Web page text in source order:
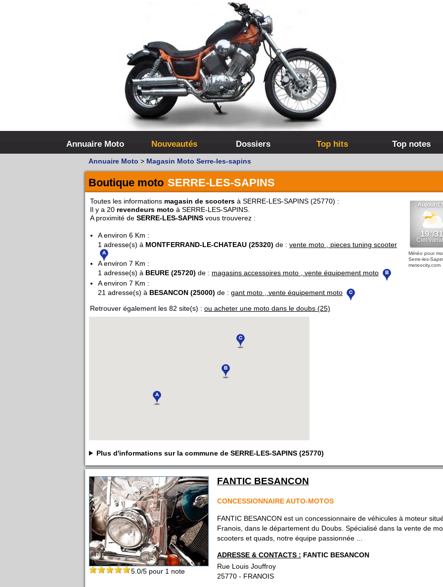
Annuaire Moto Nouveautés Dossiers Top hits Top notes
Annuaire Moto > Magasin Moto Serre-les-sapins
Boutique moto SERRE-LES-SAPINS
Toutes les informations magasin de scooters à SERRE-LES-SAPINS (25770) :
Il y a 20 revendeurs moto à SERRE-LES-SAPINS.
A proximité de SERRE-LES-SAPINS vous trouverez :
A environ 6 Km :
1 adresse(s) à MONTFERRAND-LE-CHATEAU (25320) de : vente moto , pieces tuning scooter
A environ 7 Km :
1 adresse(s) à BEURE (25720) de : magasins accessoires moto , vente équipement moto
A environ 7 Km :
21 adresse(s) à BESANCON (25000) de : gant moto , vente équipement moto
Retrouver également les 82 site(s) : ou acheter une moto dans le doubs (25)
Météo pour
Serre-les-
meteocity.com
Plus d'informations sur la commune de SERRE-LES-SAPINS (25770)
5.0/5 pour 1 note
FANTIC BESANCON
CONCESSIONNAIRE AUTO-MOTOS
FANTIC BESANCON est un concessionnaire de véhicules à moteur
Franois, dans le département du Doubs. Spécialisé dans la vente de
scooters et quads, notre équipe passionnée ...
ADRESSE & CONTACTS : FANTIC BESANCON
Rue Louis Jouffroy
25770 - FRANOIS